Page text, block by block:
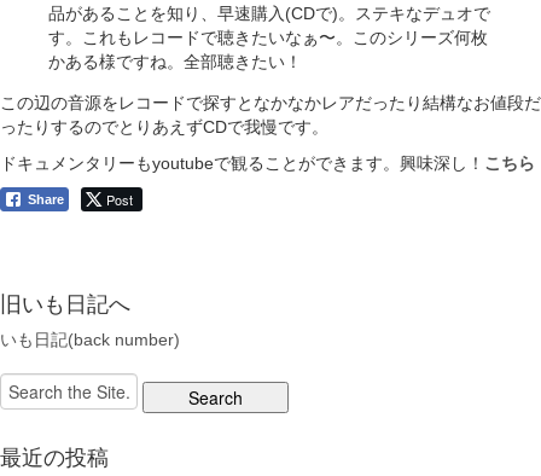
品があることを知り、早速購入(CDで)。ステキなデュオで
す。これもレコードで聴きたいなぁ〜。このシリーズ何枚
かある様ですね。全部聴きたい！
この辺の音源をレコードで探すとなかなかレアだったり結構なお値段だ
ったりするのでとりあえずCDで我慢です。
ドキュメンタリーもyoutubeで観ることができます。興味深し！ こちら
Share Post
旧いも日記へ
いも日記(back number)
Search
for:
最近の投稿